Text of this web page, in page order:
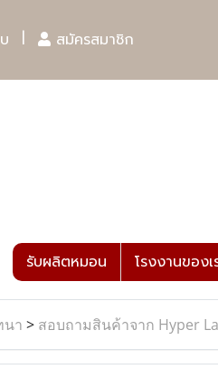
สมัครสมาชิก
รับผลิตหมอน โรงงานของเ
นา > สอบถามสินค้าจาก Hyper